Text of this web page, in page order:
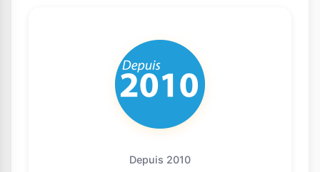
Depuis 2010